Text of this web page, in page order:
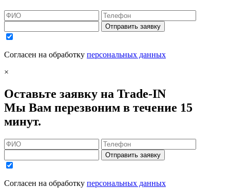
Отправить заявку
Согласен на обработку персональных данных
×
Оставьте заявку на Trade-IN
Мы Вам перезвоним в течение 15
минут.
Отправить заявку
Согласен на обработку персональных данных